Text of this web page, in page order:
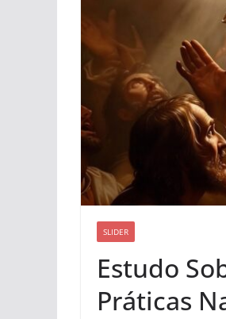
SLIDER
Estudo
Práticas